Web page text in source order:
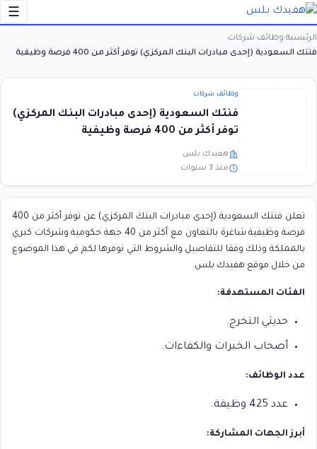
☰
الرئيسية وظائف شركات
فنتك السعودية (إحدى مبادرات البنك المركزي) توفر أكثر من 400 فرصة وظيفية
وظائف شركات
فنتك السعودية (إحدى مبادرات البنك المركزي)
توفر أكثر من 400 فرصة وظيفية
هفيدك بلس
منذ 3 سنوات
تعلن فنتك السعودية (إحدى مبادرات البنك المركزي) عن توفر أكثر من 400
فرصة وظيفية شاغرة بالتعاون مع أكثر من 40 جهة حكومية وشركات كبري
بالمملكة وذلك وفقا للتفاصيل والشروط التي نوفرها لكم في هذا الموضوع
من خلال موقع هفيدك بلس.
الفئات المستهدفة:
حديثي التخرج.
أصحاب الخبرات والكفاءات.
عدد الوظائف:
عدد 425 وظيفة.
أبرز الجهات المشاركة: